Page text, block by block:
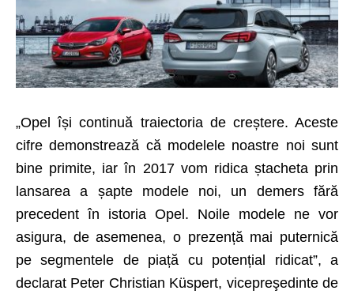
„Opel își continuă traiectoria de creștere. Aceste
cifre demonstrează că modelele noastre noi sunt
bine primite, iar în 2017 vom ridica ștacheta prin
lansarea a șapte modele noi, un demers fără
precedent în istoria Opel. Noile modele ne vor
asigura, de asemenea, o prezență mai puternică
pe segmentele de piață cu potențial ridicat”, a
declarat Peter Christian Küspert, vicepreşedinte de